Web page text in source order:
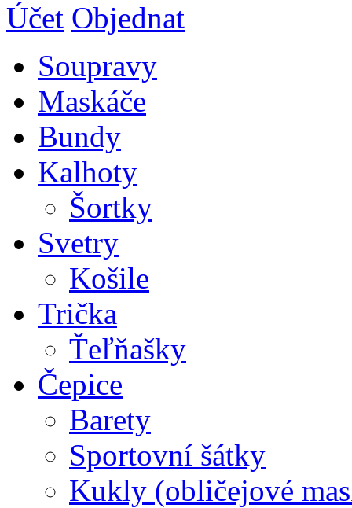
Účet Objednat
Soupravy
Maskáče
Bundy
Kalhoty
Šortky
Svetry
Košile
Trička
Ťeľňašky
Čepice
Barety
Sportovní šátky
Kukly (obličejové